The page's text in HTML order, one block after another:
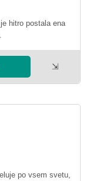
hitro postala ena
⇲
po vsem svetu,